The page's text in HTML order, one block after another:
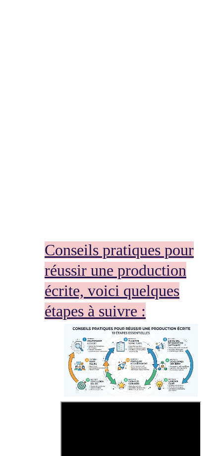
Conseils pratiques pour
réussir une production
écrite, voici quelques
étapes à suivre :